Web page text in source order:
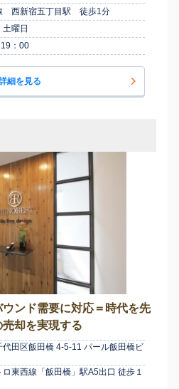
西新宿五丁目駅 徒歩1分
土曜日
：00
細を見る
ンド需要に対応＝時代を先
却を実現する
代田区飯田橋 4-5-11 パール飯田橋ビ
ロ東西線「飯田橋」駅A5出口 徒歩１